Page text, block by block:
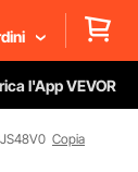
l'App VEVOR
Copia